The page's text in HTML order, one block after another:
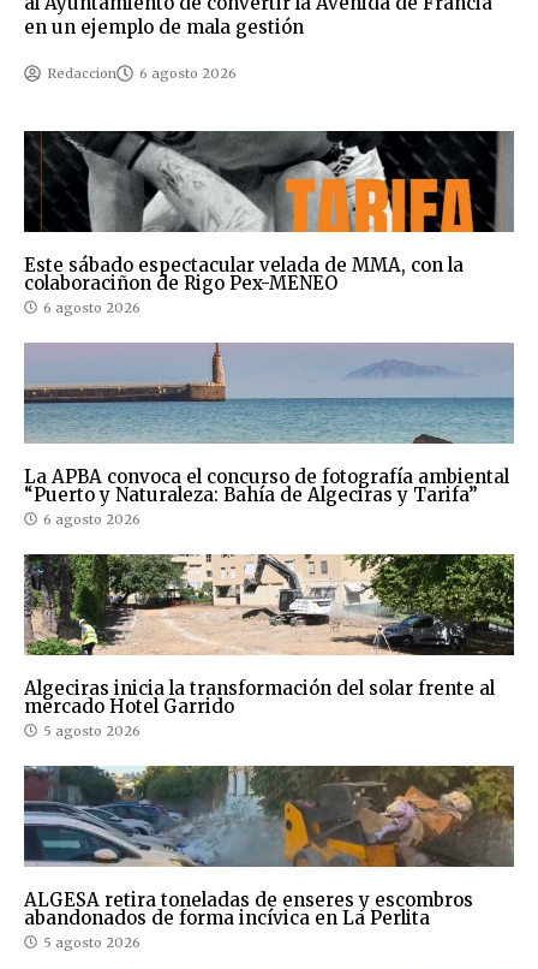
en un ejemplo de mala gestión
Redaccion 6 agosto 2026
Este sábado espectacular velada de MMA, con la
colaboraciñon de Rigo Pex-MENEO
6 agosto 2026
La APBA convoca el concurso de fotografía ambiental
“Puerto y Naturaleza: Bahía de Algeciras y Tarifa”
6 agosto 2026
Algeciras inicia la transformación del solar frente al
mercado Hotel Garrido
5 agosto 2026
ALGESA retira toneladas de enseres y escombros
abandonados de forma incívica en La Perlita
5 agosto 2026